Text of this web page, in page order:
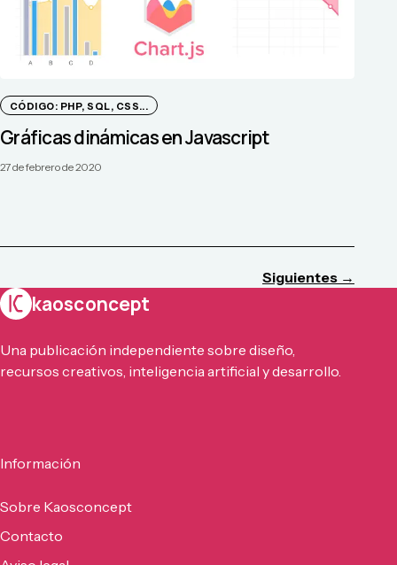
CÓDIGO: PHP, SQL, CSS...
Gráficas dinámicas en Javascript
27 de febrero de 2020
Siguientes →
kaosconcept
Una publicación independiente sobre diseño,
recursos creativos, inteligencia artificial y desarrollo.
Información
Sobre Kaosconcept
Contacto